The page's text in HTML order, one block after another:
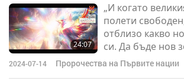
24:07
„И когато
полети
отблизо какво
си. Да бъде нов
маслинова
пораснало
2024-07-14 Пророчества на Първите нации